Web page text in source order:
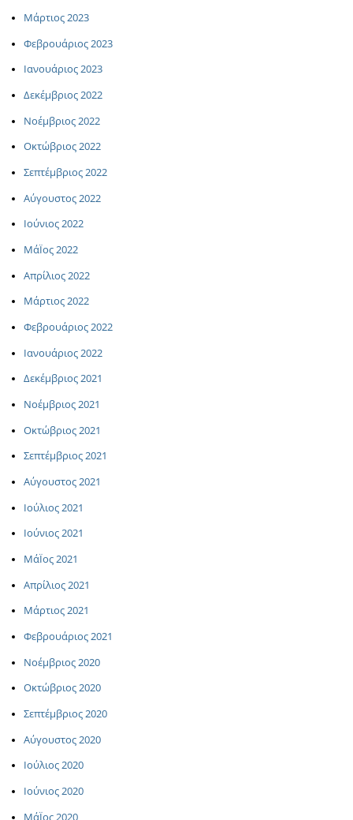
Μάρτιος 2023
Φεβρουάριος 2023
Ιανουάριος 2023
Δεκέμβριος 2022
Νοέμβριος 2022
Οκτώβριος 2022
Σεπτέμβριος 2022
Αύγουστος 2022
Ιούνιος 2022
ΜάΪος 2022
Απρίλιος 2022
Μάρτιος 2022
Φεβρουάριος 2022
Ιανουάριος 2022
Δεκέμβριος 2021
Νοέμβριος 2021
Οκτώβριος 2021
Σεπτέμβριος 2021
Αύγουστος 2021
Ιούλιος 2021
Ιούνιος 2021
ΜάΪος 2021
Απρίλιος 2021
Μάρτιος 2021
Φεβρουάριος 2021
Νοέμβριος 2020
Οκτώβριος 2020
Σεπτέμβριος 2020
Αύγουστος 2020
Ιούλιος 2020
Ιούνιος 2020
ΜάΪος 2020